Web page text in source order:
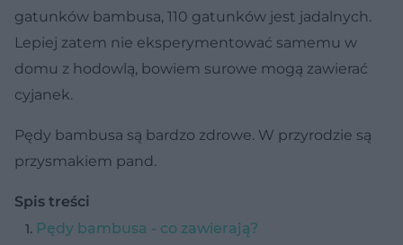
gatunków bambusa, 110 gatunków jest jadalnych.
Lepiej zatem nie eksperymentować samemu w
domu z hodowlą, bowiem surowe mogą zawierać
cyjanek.
Pędy bambusa są bardzo zdrowe. W przyrodzie są
przysmakiem pand.
Spis treści
Pędy bambusa - co zawierają?